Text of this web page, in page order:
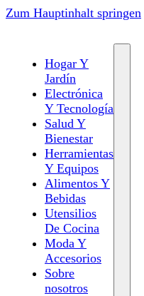
Zum Hauptinhalt springen
Hogar Y
Jardín
Electrónica
Y Tecnología
Salud Y
Bienestar
Herramientas
Y Equipos
Alimentos Y
Bebidas
Utensilios
De Cocina
Moda Y
Accesorios
Sobre
nosotros